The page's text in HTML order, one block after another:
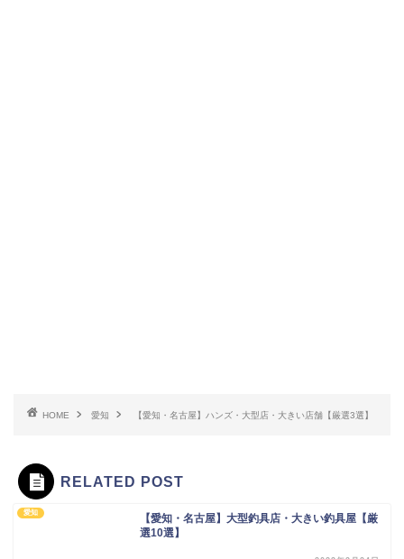
HOME 愛知 【愛知・名古屋】ハンズ・大型店・大きい店舗【厳選3選】
RELATED POST
愛知
【愛知・名古屋】大型釣具店・大きい釣具屋【厳
選10選】